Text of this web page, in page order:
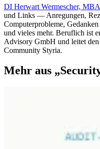
DI Herwart Wermescher, MBA
und Links — Anregungen,
Computerprobleme,
und vieles mehr. Beruflich ist
Advisory GmbH und leitet
Community Styria.
Mehr aus